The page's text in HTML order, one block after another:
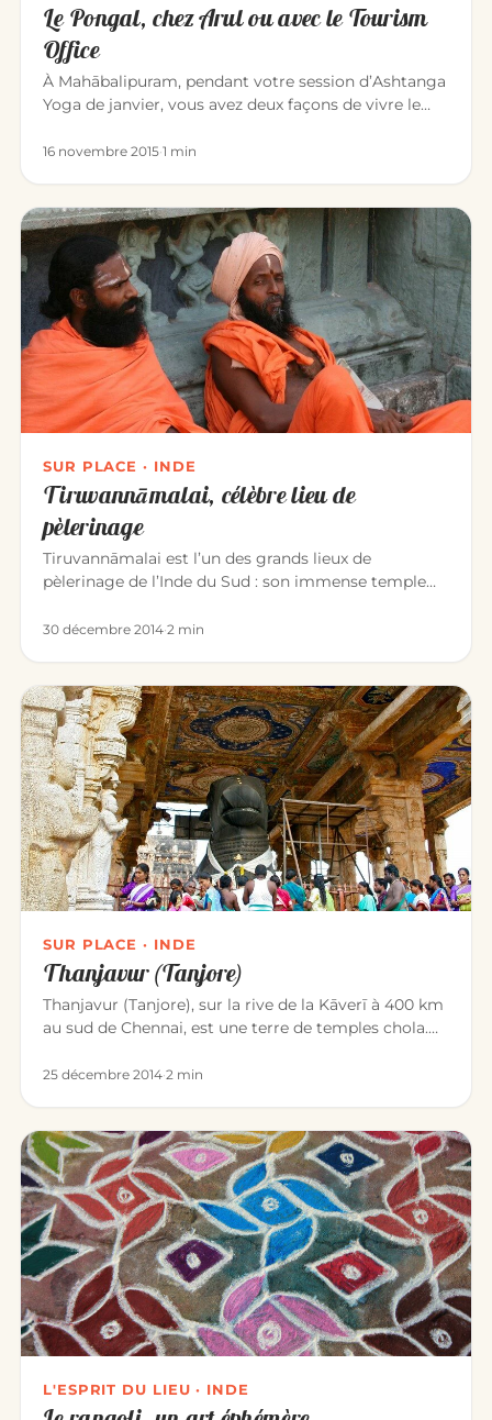
Le Pongal, chez Arul ou avec le Tourism
Office
À Mahābalipuram, pendant votre session d’Ashtanga
Yoga de janvier, vous avez deux façons de vivre le
16 novembre 2015·1 min
SUR PLACE · INDE
Tiruvannāmalai, célèbre lieu de
pèlerinage
Tiruvannāmalai est l’un des grands lieux de
pèlerinage de l’Inde du Sud : son immense temple
30 décembre 2014·2 min
SUR PLACE · INDE
Thanjavur (Tanjore)
Thanjavur (Tanjore), sur la rive de la Kāverī à 400 km
au sud de Chennai, est une terre de temples chola.
25 décembre 2014·2 min
L'ESPRIT DU LIEU · INDE